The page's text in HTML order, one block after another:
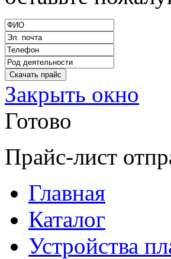
Закрыть окно
Готово
Прайс-лист
Главная
Каталог
Устройства